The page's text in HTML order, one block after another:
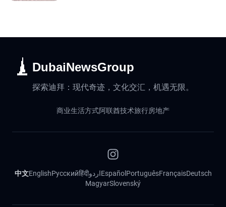
DubaiNewsGroup
探索迪拜：现代奇迹，文化交汇，机遇无限。
商业生活方式阿联酋技术旅行房地产
中文EnglishРусскийहिंदीاردوEspañol PortuguêsFrançaisDeutsch
MagyarSlovenský